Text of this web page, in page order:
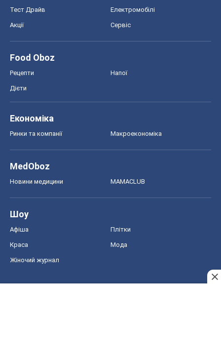
Тест Драйв Електромобілі
Акції Сервіс
Food Oboz
Рецепти Напої
Дієти
Економіка
Ринки та компанії Макроекономіка
MedOboz
Новини медицини MAMACLUB
Шоу
Афіша Плітки
Краса Мода
Жіночий журнал